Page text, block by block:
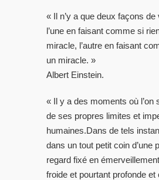
« Il n’y a que deux façons
l’une en faisant comme si
miracle, l’autre en faisant
un miracle. »
Albert Einstein.
« Il y a des moments où l’on
de ses propres limites et
humaines.Dans de tels
dans un tout petit coin d’une
regard fixé en
froide et pourtant profonde et